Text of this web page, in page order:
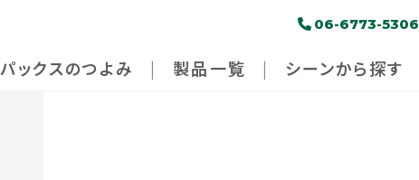
パックスのつよみ 製品一覧 シーンから探す
06-6773-5306